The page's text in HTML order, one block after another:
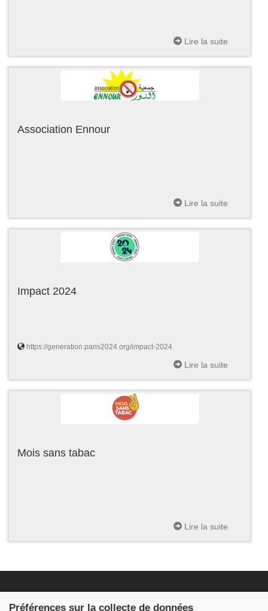
Lire la suite
Association Ennour
Lire la suite
Impact 2024
https://generation.paris2024.org/impact-2024
Lire la suite
Mois sans tabac
Lire la suite
Préférences sur la collecte de données